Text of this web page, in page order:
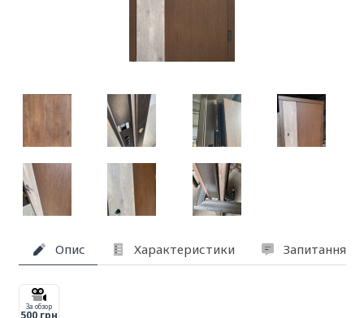
Опис Характеристики Запитання
За обзор
500 грн